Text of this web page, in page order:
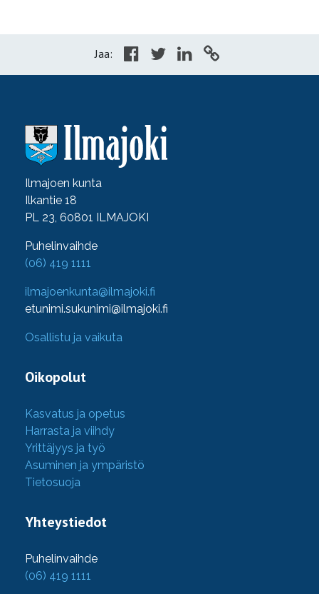
Jaa:
Ilmajoen kunta
Ilkantie 18
PL 23, 60801 ILMAJOKI
Puhelinvaihde
(06) 419 1111
ilmajoenkunta@ilmajoki.fi
etunimi.sukunimi@ilmajoki.fi
Osallistu ja vaikuta
Oikopolut
Kasvatus ja opetus
Harrasta ja viihdy
Yrittäjyys ja työ
Asuminen ja ympäristö
Tietosuoja
Yhteystiedot
Puhelinvaihde
(06) 419 1111